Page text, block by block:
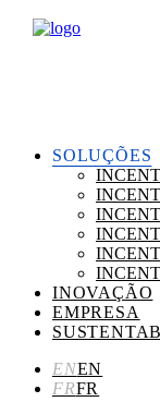
SOLUÇÕES
INOVAÇÃO
EMPRESA